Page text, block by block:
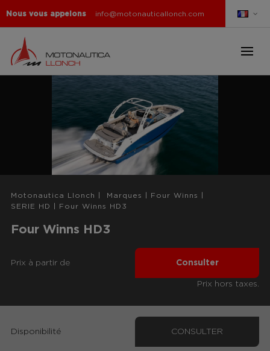
Nous vous appelons info@motonauticallonch.com
Motonautica Llonch Marques Four Winns
SERIE HD
Four Winns HD3
Four Winns HD3
Prix ​​à partir de Consulter
Prix hors taxes.
Disponibilité CONSULTER